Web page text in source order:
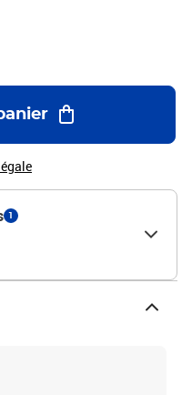
et poche pour
pas inclus dans la
1